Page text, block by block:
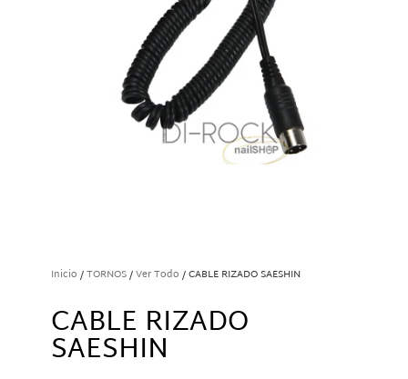
Inicio /TORNOS/Ver Todo / CABLE RIZADO SAESHIN
CABLE RIZADO
SAESHIN